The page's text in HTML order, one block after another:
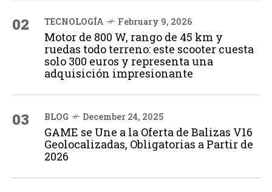
02 TECNOLOGÍA February 9, 2026
Motor de 800 W, rango de 45 km y
ruedas todo terreno: este scooter cuesta
solo 300 euros y representa una
adquisición impresionante
03 BLOG December 24, 2025
GAME se Une a la Oferta de Balizas V16
Geolocalizadas, Obligatorias a Partir de
2026